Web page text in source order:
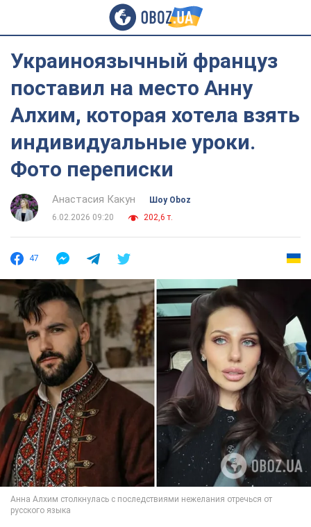
Украиноязычный француз
поставил на место Анну
Алхим, которая хотела взять
индивидуальные уроки.
Фото переписки
Анастасия Какун
Шоу Oboz
6.02.2026 09:20
202,6 т.
47